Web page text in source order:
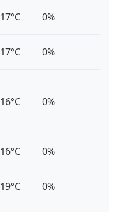
17°C 0%
17°C 0%
16°C 0%
16°C 0%
19°C 0%